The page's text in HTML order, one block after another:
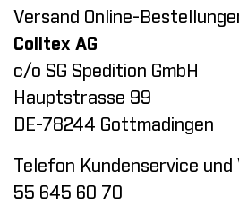
Versand Online-Bestellungen
Colltex AG
c/o SG Spedition GmbH
Hauptstrasse 99
DE-78244 Gottmadingen
Telefon Kundenservice und
55 645 60 70